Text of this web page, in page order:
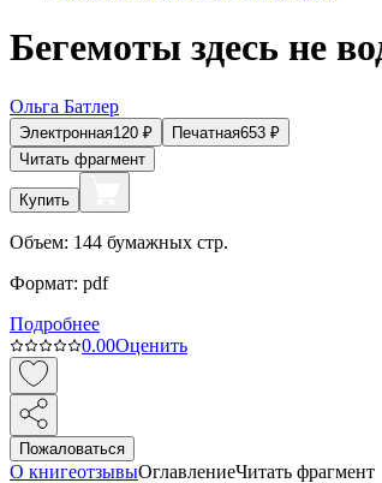
Бегемоты здесь не
Ольга Батлер
Электронная120 ₽ Печатная653 ₽
Читать фрагмент
Купить
Объем: 144 бумажных стр.
Формат: pdf
Подробнее
0.00Оценить
Пожаловаться
О книгеотзывыОглавлениеЧитать фрагмент